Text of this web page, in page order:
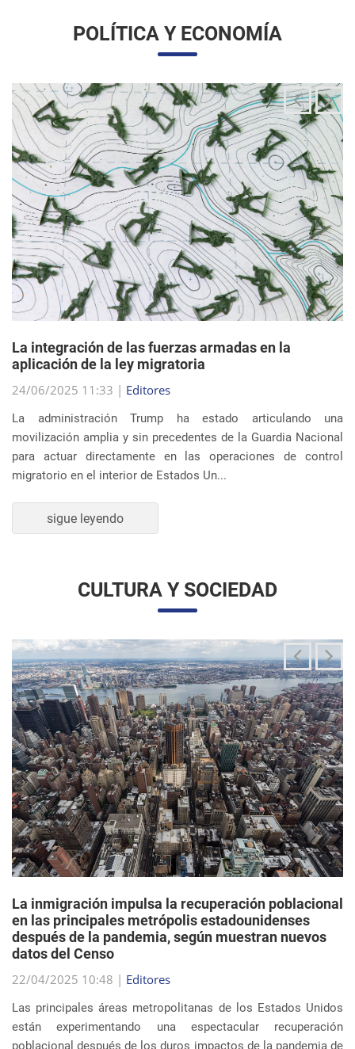
La integración de las fuerzas armadas en la
aplicación de la ley migratoria
24/06/2025 11:33 |Editores
La administración Trump ha estado articulando una
movilización amplia y sin precedentes de la Guardia Nacional
migratorio en el interior de Estados Un...
sigue leyendo
CULTURA Y SOCIEDAD
La inmigración impulsa la recuperación poblacional
en las principales metrópolis estadounidenses
después de la pandemia, según muestran nuevos
datos del Censo
22/04/2025 10:48 |Editores
están experimentando una espectacular recuperación
poblacional después de los duros impactos de la pandemia de
COVID-19, y el principal impulsor de est...
sigue leyendo
EVENTOS